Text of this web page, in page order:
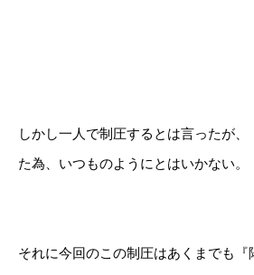
しかし一人で制圧するとは言ったが
た為、いつものようにとはいかない。
それに今回のこの制圧はあくまでも『